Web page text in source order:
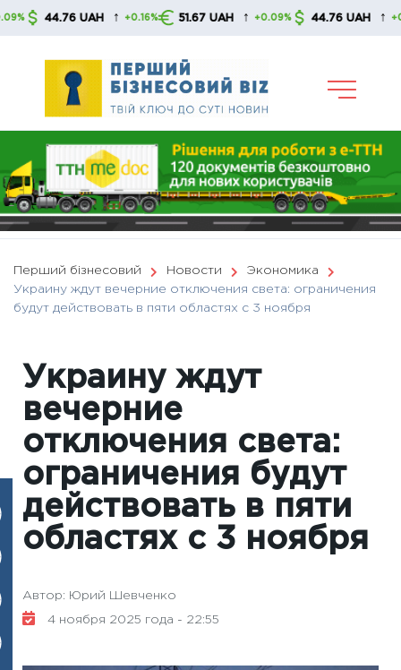
Skip
44.76 UAH ↑ +0.16% 51.67 UAH ↑ +0.09% 44.76 UAH ↑ +0.16%
Перший бізнесовий Новости
Экономика
Украину ждут вечерние отключения света: ограничения
будут действовать в пяти областях с 3 ноября
Украину ждут
вечерние
отключения света:
ограничения будут
действовать в пяти
областях с 3 ноября
Автор: Юрий Шевченко
4 ноября 2025 года - 22:55